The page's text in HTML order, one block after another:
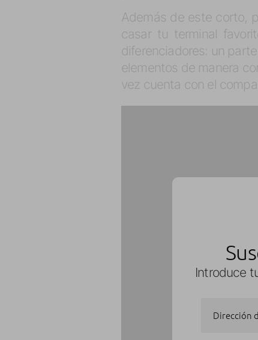
Además de este corto,
casar tu terminal
diferenciadores: un
elementos de manera
vez cuenta con el
Introduce